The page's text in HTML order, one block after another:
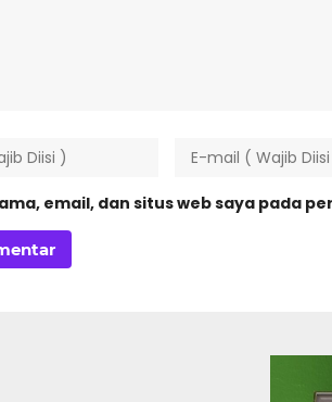
email, dan situs web saya pada